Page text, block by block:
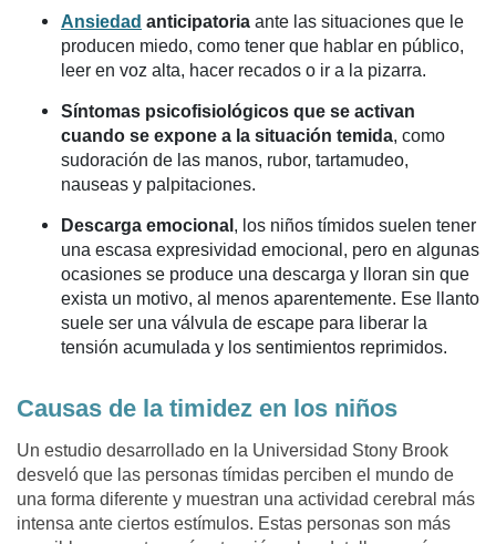
Ansiedad anticipatoria ante las situaciones que le
producen miedo, como tener que hablar en público,
leer en voz alta, hacer recados o ir a la pizarra.
Síntomas psicofisiológicos que se activan
cuando se expone a la situación temida, como
sudoración de las manos, rubor, tartamudeo,
nauseas y palpitaciones.
Descarga emocional , los niños tímidos suelen tener
una escasa expresividad emocional, pero en algunas
ocasiones se produce una descarga y lloran sin que
exista un motivo, al menos aparentemente. Ese llanto
suele ser una válvula de escape para liberar la
tensión acumulada y los sentimientos reprimidos.
Causas de la timidez en los niños
Un estudio desarrollado en la Universidad Stony Brook
desveló que las personas tímidas perciben el mundo de
una forma diferente y muestran una actividad cerebral más
intensa ante ciertos estímulos. Estas personas son más